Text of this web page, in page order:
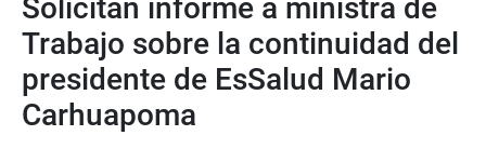
Solicitan informe a ministra de
Trabajo sobre la continuidad del
presidente de EsSalud Mario
Carhuapoma